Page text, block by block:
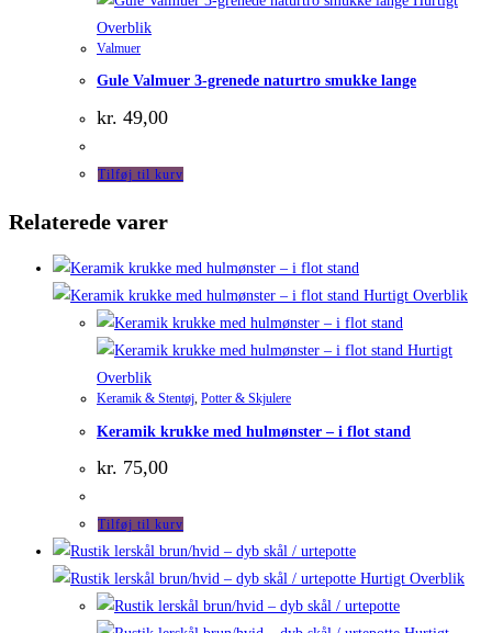
Overblik
Valmuer
Gule Valmuer 3-grenede naturtro smukke lange
kr. 49,00
Tilføj til kurv
Relaterede varer
Hurtigt Overblik
Hurtigt
Overblik
Keramik & Stentøj, Potter & Skjulere
Keramik krukke med hulmønster – i flot stand
kr. 75,00
Tilføj til kurv
Hurtigt Overblik